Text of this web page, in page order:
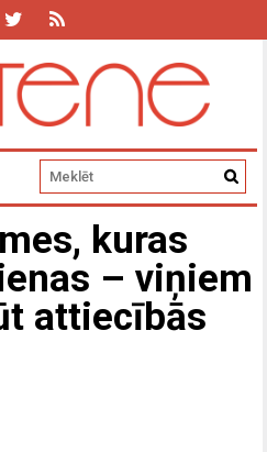
kuras
– viņiem
attiecībās